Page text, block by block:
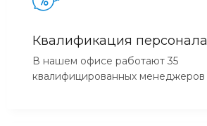
Квалификация персонала
В нашем офисе работают 35
квалифицированных менеджеров